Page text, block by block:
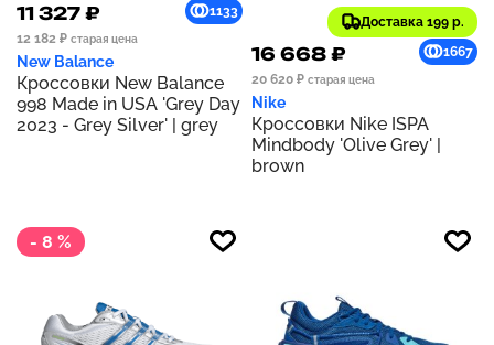
11 327 ₽
1133
12 182 ₽ старая цена
New Balance
Кроссовки New Balance
998 Made in USA 'Grey Day
2023 - Grey Silver' | grey
Доставка 199 р.
16 668 ₽
1667
20 620 ₽ старая цена
Nike
Кроссовки Nike ISPA
Mindbody 'Olive Grey' |
brown
- 8 %